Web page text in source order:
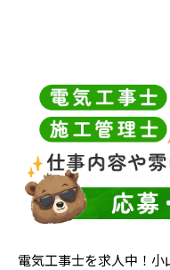
電気工事士を求人中！